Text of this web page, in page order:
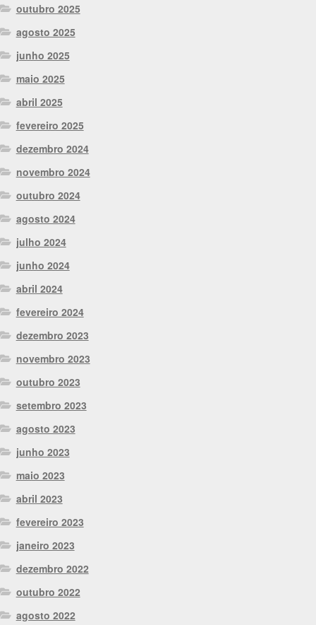
outubro 2025
agosto 2025
junho 2025
maio 2025
abril 2025
fevereiro 2025
dezembro 2024
novembro 2024
outubro 2024
agosto 2024
julho 2024
junho 2024
abril 2024
fevereiro 2024
dezembro 2023
novembro 2023
outubro 2023
setembro 2023
agosto 2023
junho 2023
maio 2023
abril 2023
fevereiro 2023
janeiro 2023
dezembro 2022
outubro 2022
agosto 2022